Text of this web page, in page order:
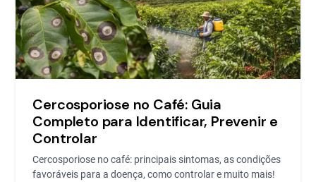
Cercosporiose no Café: Guia
Completo para Identificar, Prevenir e
Controlar
Cercosporiose no café: principais sintomas, as condições
favoráveis para a doença, como controlar e muito mais!